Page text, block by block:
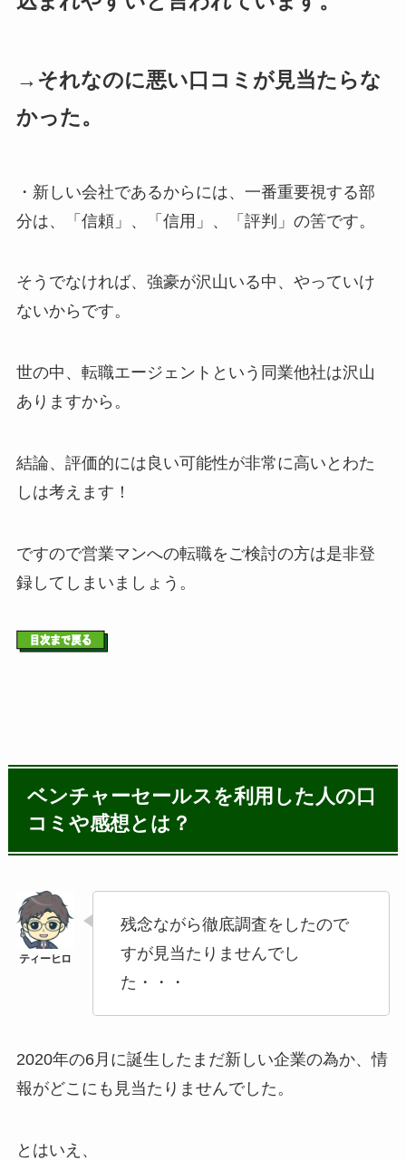
→それなのに悪い口コミが見当たらな
かった。
・新しい会社であるからには、一番重要視する部
分は、「信頼」、「信用」、「評判」の筈です。
そうでなければ、強豪が沢山いる中、やっていけ
ないからです。
世の中、転職エージェントという同業他社は沢山
ありますから。
結論、評価的には良い可能性が非常に高いとわた
しは考えます！
ですので営業マンへの転職をご検討の方は是非登
録してしまいましょう。
ベンチャーセールスを利用した人の口
コミや感想とは？
残念ながら徹底調査をしたので
すが見当たりませんでし
た・・・
2020年の6月に誕生したまだ新しい企業の為か、情
報がどこにも見当たりませんでした。
とはいえ、